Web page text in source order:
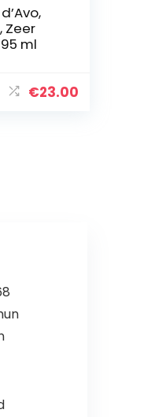
Zeer
ml
€23.00